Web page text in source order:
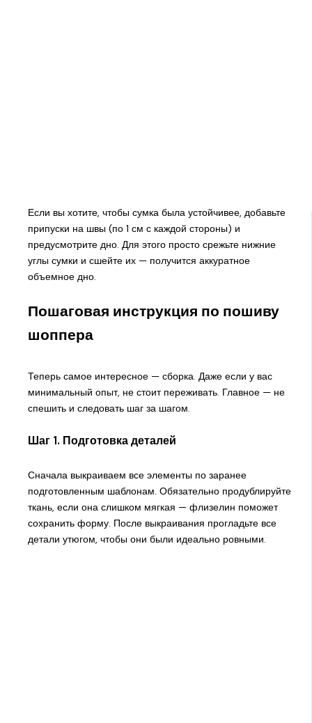
Если вы хотите, чтобы сумка была устойчивее, добавьте
припуски на швы (по 1 см с каждой стороны) и
предусмотрите дно. Для этого просто срежьте нижние
углы сумки и сшейте их — получится аккуратное
объемное дно.
Пошаговая инструкция по пошиву
шоппера
Теперь самое интересное — сборка. Даже если у вас
минимальный опыт, не стоит переживать. Главное — не
спешить и следовать шаг за шагом.
Шаг 1. Подготовка деталей
Сначала выкраиваем все элементы по заранее
подготовленным шаблонам. Обязательно продублируйте
ткань, если она слишком мягкая — флизелин поможет
сохранить форму. После выкраивания прогладьте все
детали утюгом, чтобы они были идеально ровными.